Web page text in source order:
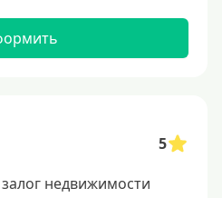
5
недвижимости